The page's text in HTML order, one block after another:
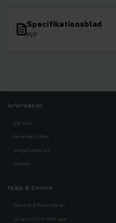
Specifikationsblad
PDF
Information
Utgivare
Användarvillkor
Integritetspolicy
Cookies
Hjälp & Service
Service & Reservdelar
Jungheinrich lösningar